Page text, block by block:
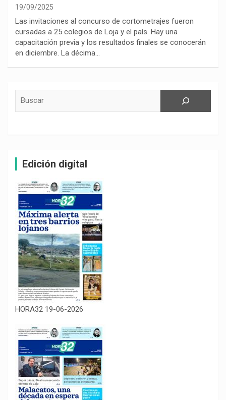
19/09/2025
Las invitaciones al concurso de cortometrajes fueron
cursadas a 25 colegios de Loja y el país. Hay una
capacitación previa y los resultados finales se conocerán
en diciembre. La décima…
Edición digital
HORA32 19-06-2026